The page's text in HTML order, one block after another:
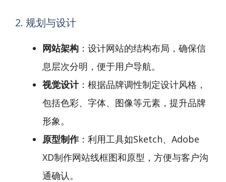
2. 规划与设计
网站架构 ：设计网站的结构布局，确保信
息层次分明，便于用户导航。
视觉设计：根据品牌调性制定设计风格，
包括色彩、字体、图像等元素，提升品牌
形象。
原型制作：利用工具如Sketch、Adobe
XD制作网站线框图和原型，方便与客户沟
通确认。